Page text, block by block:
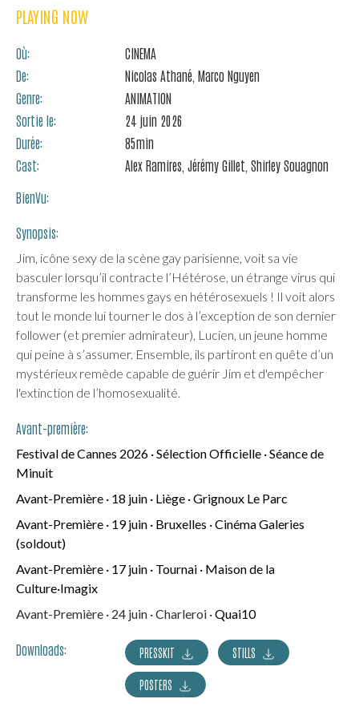
PLAYING NOW
Où:
CINEMA
De:
Nicolas Athané, Marco Nguyen
Genre:
ANIMATION
Sortie le:
24 juin 2026
Durée:
85min
Cast:
Alex Ramires, Jérémy Gillet, Shirley Souagnon
BienVu:
Synopsis:
Jim, icône sexy de la scène gay parisienne, voit sa vie
basculer lorsqu’il contracte l’Hétérose, un étrange virus qui
transforme les hommes gays en hétérosexuels ! Il voit alors
tout le monde lui tourner le dos à l’exception de son dernier
follower (et premier admirateur), Lucien, un jeune homme
qui peine à s’assumer. Ensemble, ils partiront en quête d’un
mystérieux remède capable de guérir Jim et d'empêcher
l'extinction de l’homosexualité.
Avant-première:
Festival de Cannes 2026 · Sélection Officielle · Séance de
Minuit
Avant-Première · 18 juin · Liège ·Grignoux Le Parc
Avant-Première · 19 juin · Bruxelles · Cinéma Galeries
(soldout)
Avant-Première · 17 juin · Tournai · Maison de la
Culture·Imagix
Avant-Première · 24 juin · Charleroi ·Quai10
Downloads: PRESSKIT STILLS
POSTERS